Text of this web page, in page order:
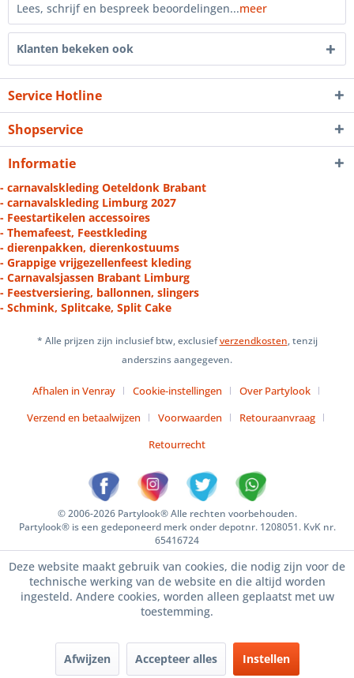
Lees, schrijf en bespreek beoordelingen...meer
Klanten bekeken ook
Service Hotline
Shopservice
Informatie
- carnavalskleding Oeteldonk Brabant
- carnavalskleding Limburg 2027
- Feestartikelen accessoires
- Themafeest, Feestkleding
- dierenpakken, dierenkostuums
- Grappige vrijgezellenfeest kleding
- Carnavalsjassen Brabant Limburg
- Feestversiering, ballonnen, slingers
- Schmink, Splitcake, Split Cake
* Alle prijzen zijn inclusief btw, exclusiefverzendkosten, tenzij
anderszins aangegeven.
Afhalen in Venray Cookie-instellingen
Over Partylook
Verzend en betaalwijzen
Voorwaarden
Retouraanvraag
Retourrecht
© 2006-2026 Partylook® Alle rechten voorbehouden.
Partylook® is een gedeponeerd merk onder depotnr. 1208051. KvK nr.
65416724
Deze website maakt gebruik van cookies, die nodig zijn voor de
technische werking van de website en die altijd worden
ingesteld. Andere cookies, worden alleen geplaatst met uw
toestemming.
Afwijzen Accepteer alles Instellen